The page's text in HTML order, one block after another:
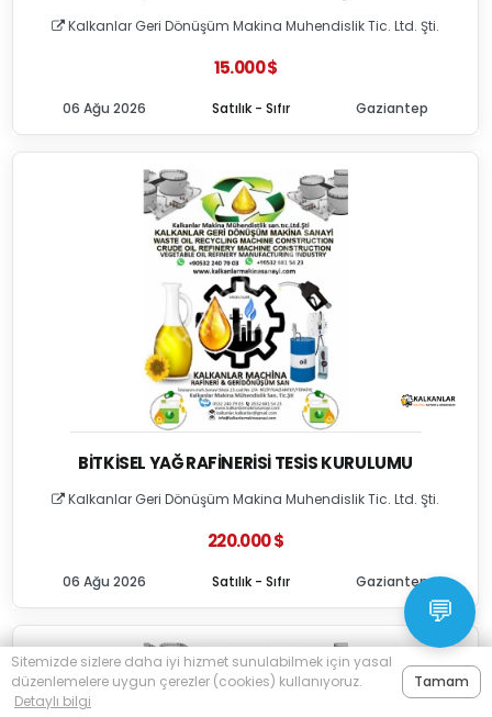
Kalkanlar Geri Dönüşüm Makina Muhendislik Tic. Ltd. Şti.
15.000 $
Satılık - Sıfır
06 Ağu 2026 Gaziantep
BITKISEL YAĞ RAFINERISI TESIS KURULUMU
Kalkanlar Geri Dönüşüm Makina Muhendislik Tic. Ltd. Şti.
220.000 $
Satılık - Sıfır
06 Ağu 2026 Gaziantep
💬
Sitemizde sizlere daha iyi hizmet sunulabilmek için yasal
düzenlemelere uygun çerezler (cookies) kullanıyoruz.
Detaylı bilgi
Tamam